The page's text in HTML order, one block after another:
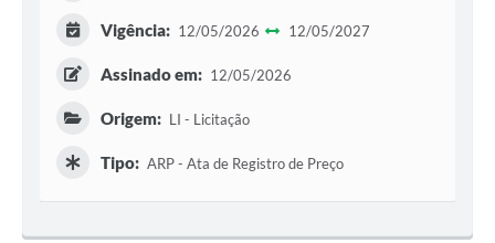
Vigência: 12/05/2026 12/05/2027
Assinado em: 12/05/2026
Origem: LI - Licitação
Tipo: ARP - Ata de Registro de Preço